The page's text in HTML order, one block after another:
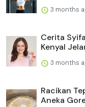
3 months
Cerita
Kenyal
3 months
Racikan
Aneka